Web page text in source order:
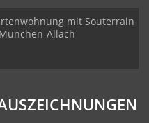
mit Souterrain
Allach